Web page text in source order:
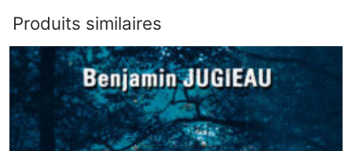
Produits similaires